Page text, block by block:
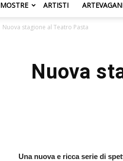
MOSTRE ARTISTI
Nuova stagione al Teatro Pasta
Nuova
Una nuova e ricca serie di